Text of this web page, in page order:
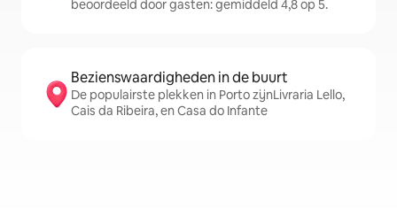
beoordeeld door gasten: gemiddeld 4,8 op 5.
Bezienswaardigheden in de buurt
De populairste plekken in Porto zijnLivraria Lello,
Cais da Ribeira, en Casa do Infante